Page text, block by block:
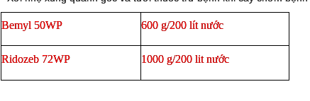
Bemyl 50WP 600 g/200 lít nước
Ridozeb72WP 1000 g/200 litnước